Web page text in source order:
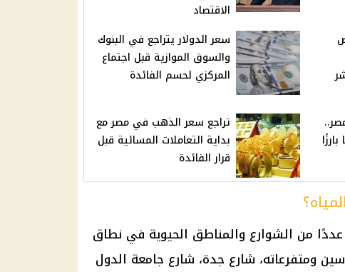
الاقتصاد
سعر الدولار يتراجع في البنوك
والسوق الموازية قبل اجتماع
المركزي لحسم الفائدة
اسمًا بارزًا
تراجع سعر الذهب في مصر مع
بداية التعاملات المسائية قبل
قرار الفائدة
عددًا من الشوارع والمناطق الحيوية في نطاق
ومتفرعاته، شارع جدة، شارع جامعة الدول